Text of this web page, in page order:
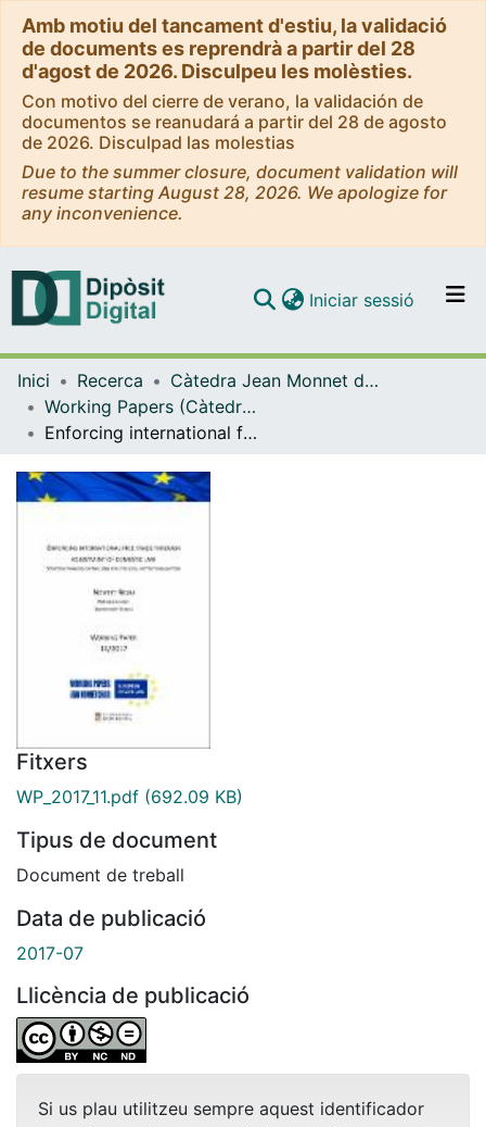
Amb motiu del tancament d'estiu, la validació
de documents es reprendrà a partir del 28
d'agost de 2026. Disculpeu les molèsties.
Con motivo del cierre de verano, la validación de
documentos se reanudará a partir del 28 de agosto
de 2026. Disculpad las molestias
Due to the summer closure, document validation will
resume starting August 28, 2026. We apologize for
any inconvenience.
Navega per tot el DD
Com publicar
Iniciar sessió (current)
Inici Recerca
Càtedra Jean Monnet de Dret Privat Europeu
Working Papers (Càtedra Jean Monnet de Dret Privat Europeu)
Enforcing international free trade through adjustment of domestic law. Strategic thinking on the long road to legal institutionalization
Fitxers
WP_2017_11.pdf (692.09 KB)
Tipus de document
Document de treball
Data de publicació
2017-07
Llicència de publicació
Si us plau utilitzeu sempre aquest identificador